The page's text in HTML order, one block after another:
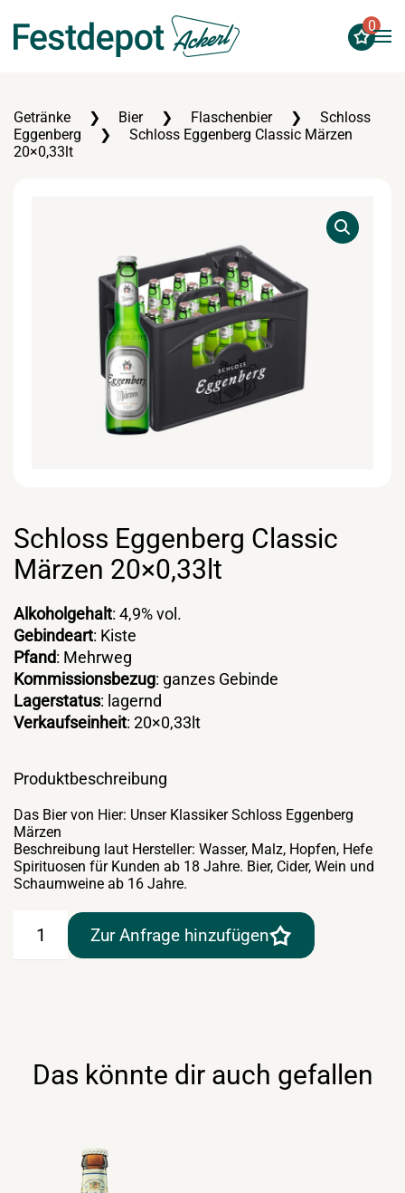
Zum Hauptinhalt springen
0
Getränke Bier Flaschenbier
Schloss
Eggenberg
Schloss Eggenberg Classic Märzen
20×0,33lt
Schloss Eggenberg Classic
Märzen 20×0,33lt
Alkoholgehalt: 4,9% vol.
Gebindeart: Kiste
Pfand: Mehrweg
Kommissionsbezug: ganzes Gebinde
Lagerstatus: lagernd
Verkaufseinheit: 20×0,33lt
Produktbeschreibung
Das Bier von Hier: Unser Klassiker Schloss Eggenberg
Märzen
Beschreibung laut Hersteller: Wasser, Malz, Hopfen, Hefe
Spirituosen für Kunden ab 18 Jahre. Bier, Cider, Wein und
Schaumweine ab 16 Jahre.
Eggenberg
Zur Anfrage hinzufügen
Das könnte dir auch gefallen